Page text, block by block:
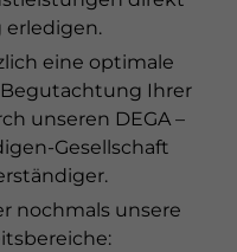
eine optimale
Ihrer
unseren DEGA –
Gesellschaft
nochmals unsere
Speichern
akzeptieren
Funktionen und
erforderlich.